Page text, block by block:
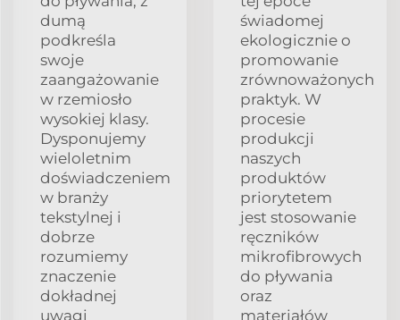
dumą
podkreśla
swoje
zaangażowanie
w rzemiosło
wysokiej klasy.
Dysponujemy
wieloletnim
doświadczeniem
w branży
tekstylnej i
dobrze
rozumiemy
znaczenie
dokładnej
uwagi
świadomej
ekologicznie o
promowanie
zrównoważonych
praktyk. W
procesie
produkcji
naszych
produktów
priorytetem
jest stosowanie
ręczników
mikrofibrowych
do pływania
oraz
materiałów